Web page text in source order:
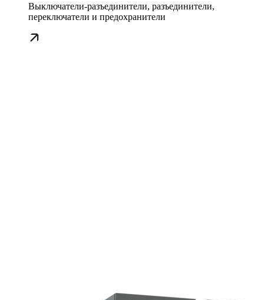
Выключатели-разъединители, разъединители,
переключатели и предохранители